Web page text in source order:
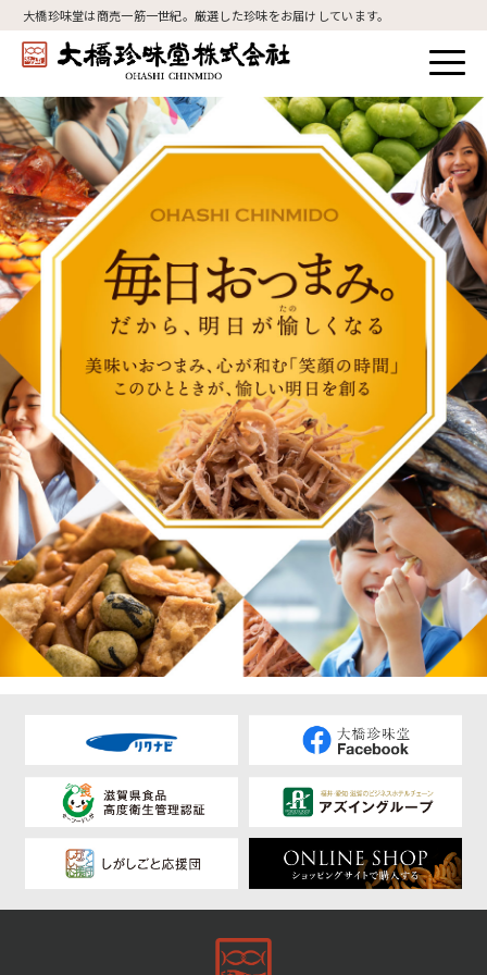
大橋珍味堂は商売一筋一世紀。厳選した珍味をお届けしています。